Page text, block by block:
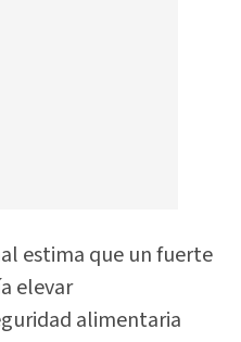
estima que un fuerte
elevar
alimentaria